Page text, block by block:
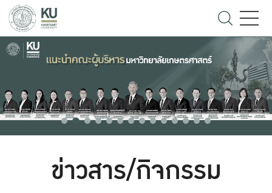
ข่าวสาร/กิจกรรม